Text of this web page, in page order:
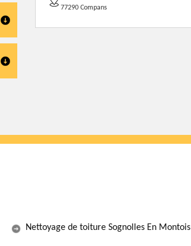
77290 Compans
Nettoyage de toiture Sognolles En Montois